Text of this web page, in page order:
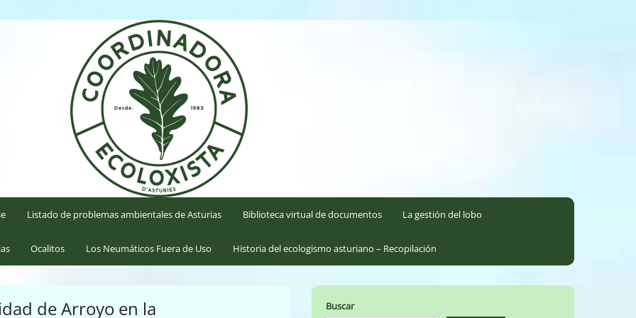
Listado de problemas ambientales de Asturias Biblioteca virtual de documentos La gestión del lobo
Ocalitos Los Neumáticos Fuera de Uso Historia del ecologismo asturiano – Recopilación
de Arroyo en la Buscar